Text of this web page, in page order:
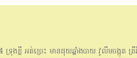
ខ្លី អត់ច្រេះ មានដុយឆ្នាំងបាយ វូលីមចង្កូត ត្